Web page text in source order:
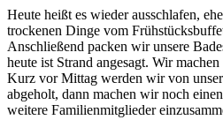
Heute heißt es wieder ausschlafen,
trockenen Dinge vom
Anschließend packen wir unsere
heute ist Strand angesagt. Wir
Kurz vor Mittag werden wir von
abgeholt, dann machen wir noch
weitere Familienmitglieder